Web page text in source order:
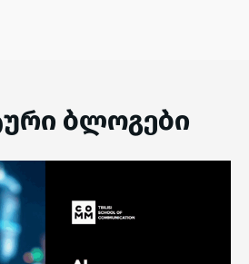
ბლოგები